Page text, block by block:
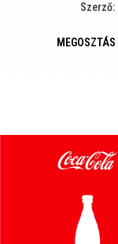
Szerző:
MEGOSZTÁS